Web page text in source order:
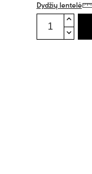
Dydžių lentelė